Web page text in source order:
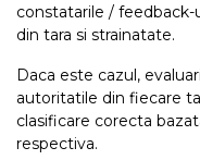
constatarile / feedback-
din tara si strainatate.
Daca este cazul,
autoritatile din fiecare
clasificare corecta
respectiva.